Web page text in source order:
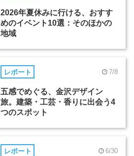
2026年夏休みに行ける、おすす
めのイベント10選：そのほかの
地域
レポート 7/8
五感でめぐる、金沢デザイン
旅。建築・工芸・香りに出会う4
つのスポット
レポート 6/30